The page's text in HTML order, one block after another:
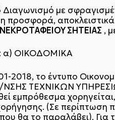
με
αποκλειστικά
ΣΗΤΕΙΑΣ ,
α) ΟΙΚΟΔΟΜΙΚΑ
2018, το έντυπο
ΝΣΗΣ ΤΕΧΝΙΚΩΝ
εμπρόθεσμα
(Σε περίπτωση
θα το παραλάβει).